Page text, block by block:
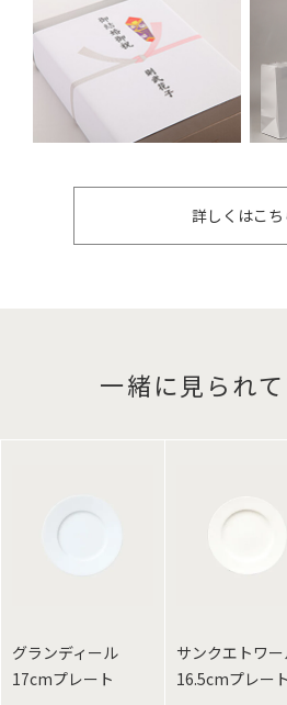
詳しくはこち
一緒に見られ
グランディール
17cmプレート
サンクエトワ
16.5cmプレート